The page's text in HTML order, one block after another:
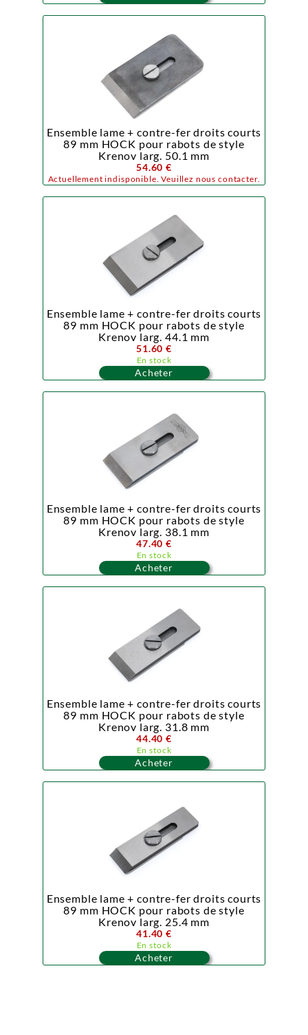
Ensemble lame + contre-fer droits courts
89 mm HOCK pour rabots de style
Krenov larg. 50.1 mm
54.60 €
Actuellement indisponible. Veuillez nous contacter.
Ensemble lame + contre-fer droits courts
89 mm HOCK pour rabots de style
Krenov larg. 44.1 mm
51.60 €
En stock
Acheter
Ensemble lame + contre-fer droits courts
89 mm HOCK pour rabots de style
Krenov larg. 38.1 mm
47.40 €
En stock
Acheter
Ensemble lame + contre-fer droits courts
89 mm HOCK pour rabots de style
Krenov larg. 31.8 mm
44.40 €
En stock
Acheter
Ensemble lame + contre-fer droits courts
89 mm HOCK pour rabots de style
Krenov larg. 25.4 mm
41.40 €
En stock
Acheter